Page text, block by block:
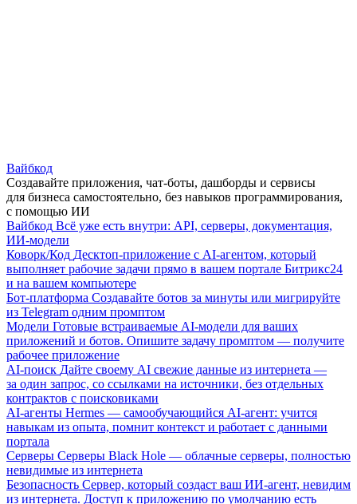
Вайбкод
Создавайте приложения, чат-боты, дашборды и сервисы
для бизнеса самостоятельно, без навыков программирования,
с помощью ИИ
Вайбкод Всё уже есть внутри: API, серверы, документация,
ИИ-модели
Коворк/Код Десктоп-приложение с AI-агентом, который
выполняет рабочие задачи прямо в вашем портале Битрикс24
и на вашем компьютере
Бот-платформа Создавайте ботов за минуты или мигрируйте
из Telegram одним промптом
Модели Готовые встраиваемые AI-модели для ваших
приложений и ботов. Опишите задачу промптом — получите
рабочее приложение
AI-поиск Дайте своему AI свежие данные из интернета —
за один запрос, со ссылками на источники, без отдельных
контрактов с поисковиками
AI-агенты Hermes — самообучающийся AI-агент: учится
навыкам из опыта, помнит контекст и работает с данными
портала
Серверы Серверы Black Hole — облачные серверы, полностью
невидимые из интернета
Безопасность Сервер, который создаст ваш ИИ-агент, невидим
из интернета. Доступ к приложению по умолчанию есть